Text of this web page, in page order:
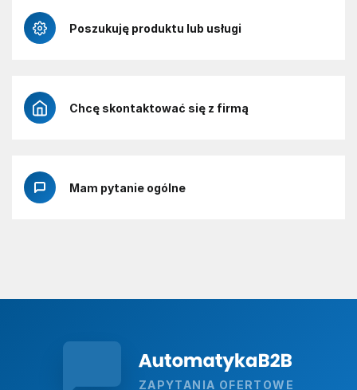
Poszukuję produktu lub usługi
Chcę skontaktować się z firmą
Mam pytanie ogólne
ZAPYTANIA OFERTOWE